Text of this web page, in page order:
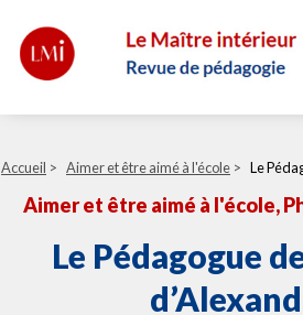
Accueil > Aimer et être aimé à l'école > Le
Aimer et être aimé à l'école,
Le Pédagogue